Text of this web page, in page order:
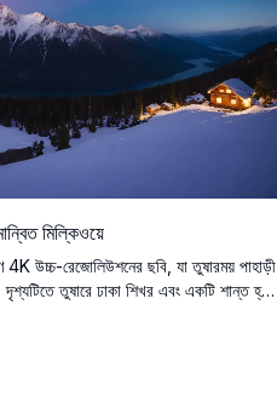
মিল্কিওয়ে
4K উচ্চ-রেজোলিউশনের ছবি, যা তুষারময় পাহাড়ী
তুষারে ঢাকা শিখর এবং একটি শান্ত হ্রদ